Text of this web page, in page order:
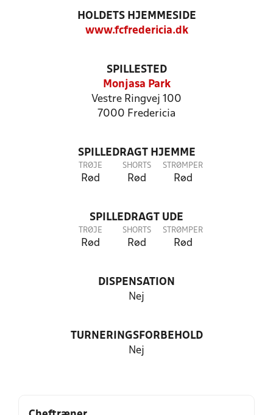
HOLDETS HJEMMESIDE
www.fcfredericia.dk
SPILLESTED
Monjasa Park
Vestre Ringvej 100
7000 Fredericia
SPILLEDRAGT HJEMME
TRØJE
Rød
SHORTS
Rød
STRØMPER
Rød
SPILLEDRAGT UDE
TRØJE
Rød
SHORTS
Rød
STRØMPER
Rød
DISPENSATION
Nej
TURNERINGSFORBEHOLD
Nej